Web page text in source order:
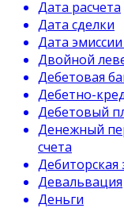
Дата расчета
Дата сделки
Дата
Двойной
Дебетовая
Дебетно-
Дебетовый
Денежный
счета
Дебиторская
Девальвация
Деньги